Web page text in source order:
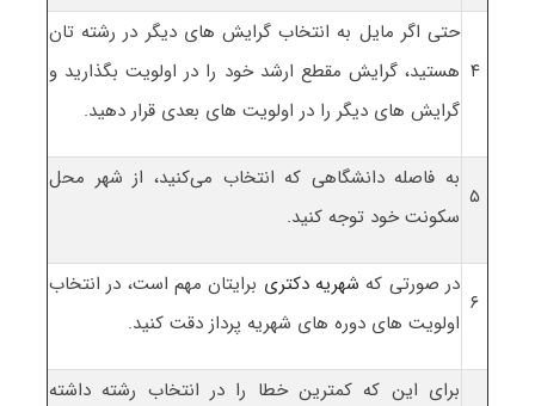
۴
حتی اگر مایل به انتخاب گرایش های دیگر در رشته تان
هستید، گرایش مقطع ارشد خود را در اولویت بگذارید و
گرایش های دیگر را در اولویت های بعدی قرار دهید.
۵
به فاصله دانشگاهی که انتخاب می‌کنید، از شهر محل
سکونت خود توجه کنید.
۶
در صورتی که شهریه دکتری برایتان مهم است، در انتخاب
اولویت های دوره های شهریه پرداز دقت کنید.
برای این که کمترین خطا را در انتخاب رشته داشته